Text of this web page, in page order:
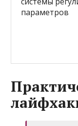
параметров